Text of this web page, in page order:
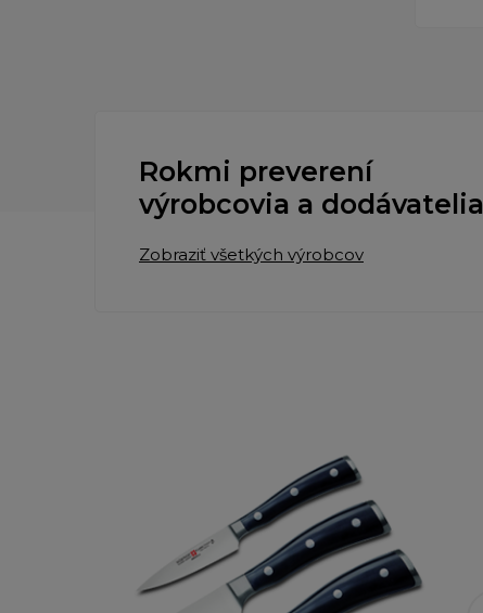
Rokmi preverení
výrobcovia a dodávatelia
Zobraziť všetkých výrobcov